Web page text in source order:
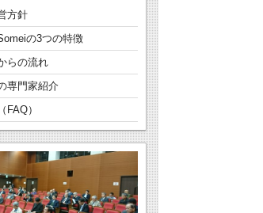
方針
の3つの特徴
らの流れ
専門家紹介
FAQ）